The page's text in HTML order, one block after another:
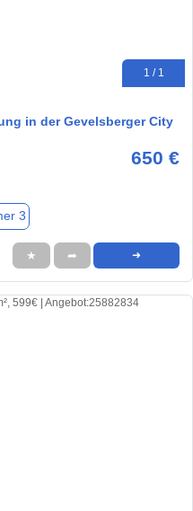
1 / 1
in der Gevelsberger City
650 €
3
★ ➦ ➜